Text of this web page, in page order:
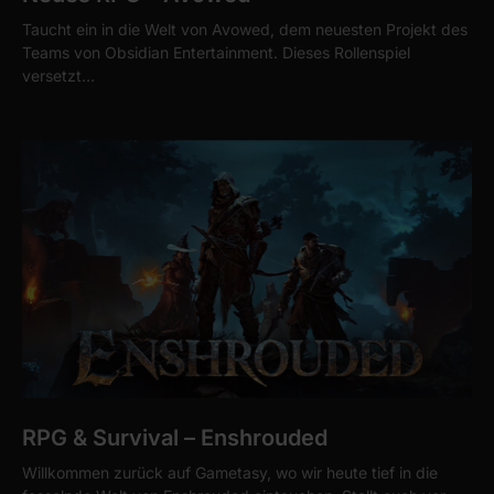
Taucht ein in die Welt von Avowed, dem neuesten Projekt des
Teams von Obsidian Entertainment. Dieses Rollenspiel
versetzt…
RPG & Survival – Enshrouded
Willkommen zurück auf Gametasy, wo wir heute tief in die